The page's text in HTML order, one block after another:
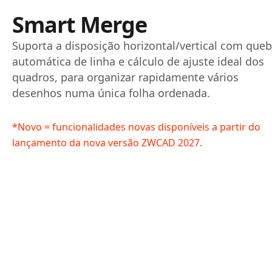
Smart Merge
Suporta a disposição horizontal/vertical com
automática de linha e cálculo de ajuste ideal dos
quadros, para organizar rapidamente vários
desenhos numa única folha ordenada.
*Novo = funcionalidades novas disponíveis a partir do
lançamento da nova versão ZWCAD 2027.